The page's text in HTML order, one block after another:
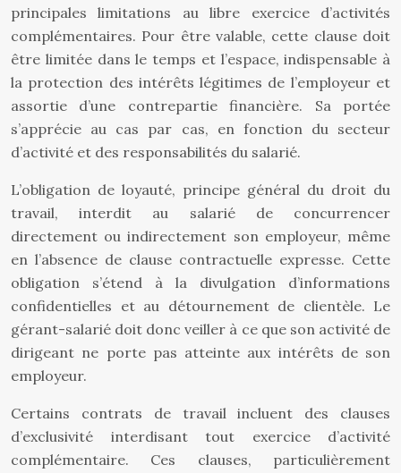
principales limitations au libre exercice d’activités
complémentaires. Pour être valable, cette clause doit
être limitée dans le temps et l’espace, indispensable à
la protection des intérêts légitimes de l’employeur et
assortie d’une contrepartie financière. Sa portée
s’apprécie au cas par cas, en fonction du secteur
d’activité et des responsabilités du salarié.
L’obligation de loyauté, principe général du droit du
travail, interdit au salarié de concurrencer
directement ou indirectement son employeur, même
en l’absence de clause contractuelle expresse. Cette
obligation s’étend à la divulgation d’informations
confidentielles et au détournement de clientèle. Le
gérant-salarié doit donc veiller à ce que son activité de
dirigeant ne porte pas atteinte aux intérêts de son
employeur.
Certains contrats de travail incluent des clauses
d’exclusivité interdisant tout exercice d’activité
complémentaire. Ces clauses, particulièrement